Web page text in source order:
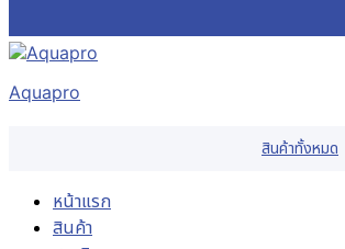
Aquapro
สินค้าทั้งหมด
หน้าแรก
สินค้า